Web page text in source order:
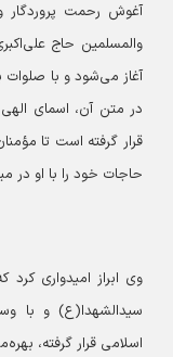
آغوش رحمت پروردگار
والمسلمین حاج
آغاز می‌شود و با صلوات
در متن آن، اسمای
قرار گرفته است تا
حاجات خود را با او در
وی ابراز امیدواری کرد
سیدالشهدا(ع) و با
اسلامی قرار گرفته،